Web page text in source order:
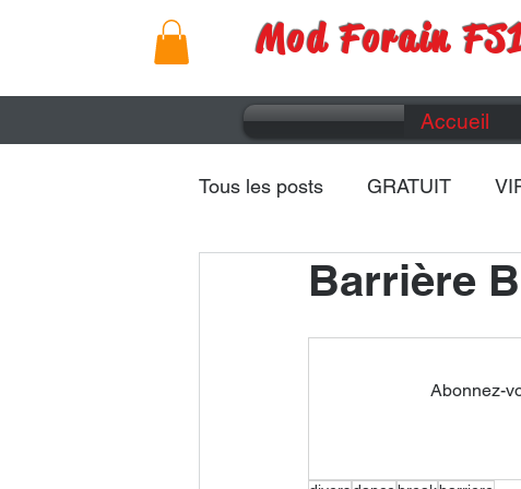
Mod Forain
Accueil
Tous les posts GRATUIT
Remorques Caravanes
Barrière
Abonnez-